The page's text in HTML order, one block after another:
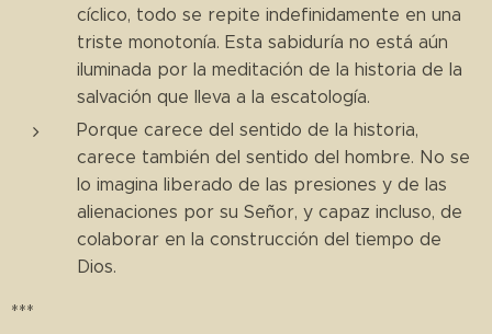
cíclico, todo se repite indefinidamente en una
triste monotonía. Esta sabiduría no está aún
iluminada por la meditación de la historia de la
salvación que lleva a la escatología.
Porque carece del sentido de la historia,
carece también del sentido del hombre. No se
lo imagina liberado de las presiones y de las
alienaciones por su Señor, y capaz incluso, de
colaborar en la construcción del tiempo de
Dios.
***